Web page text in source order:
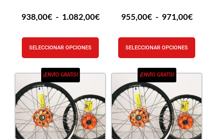
938,00€ - 1.082,00€
SELECCIONAR OPCIONES
955,00€ - 971,00€
SELECCIONAR OPCIONES
¡ENVÍO GRATIS! ¡ENVÍO GRATIS!